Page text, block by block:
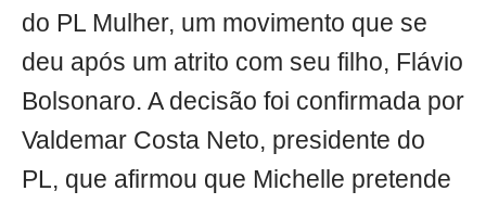
do PL Mulher, um movimento que se
deu após um atrito com seu filho, Flávio
Bolsonaro. A decisão foi confirmada por
Valdemar Costa Neto, presidente do
PL, que afirmou que Michelle pretende